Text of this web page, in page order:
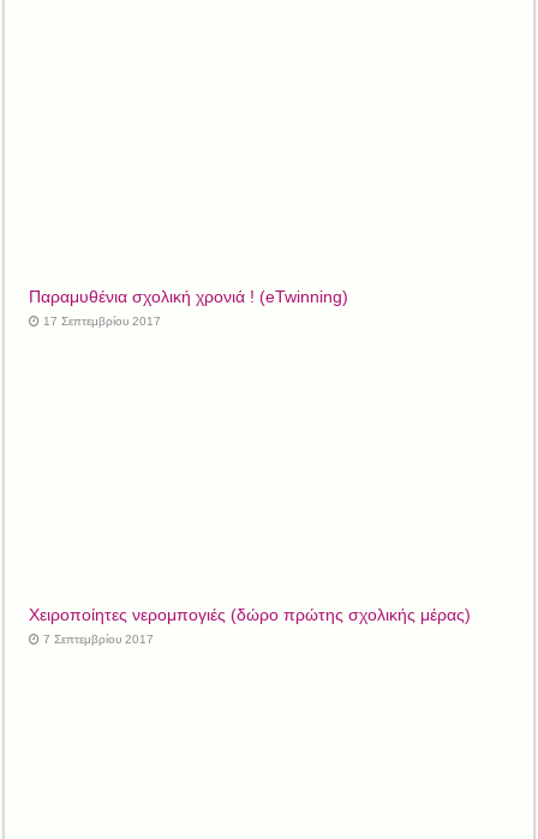
Παραμυθένια σχολική χρονιά ! (eTwinning)
17 Σεπτεμβρίου 2017
Xειροποίητες νερομπογιές (δώρο πρώτης σχολικής μέρας)
7 Σεπτεμβρίου 2017